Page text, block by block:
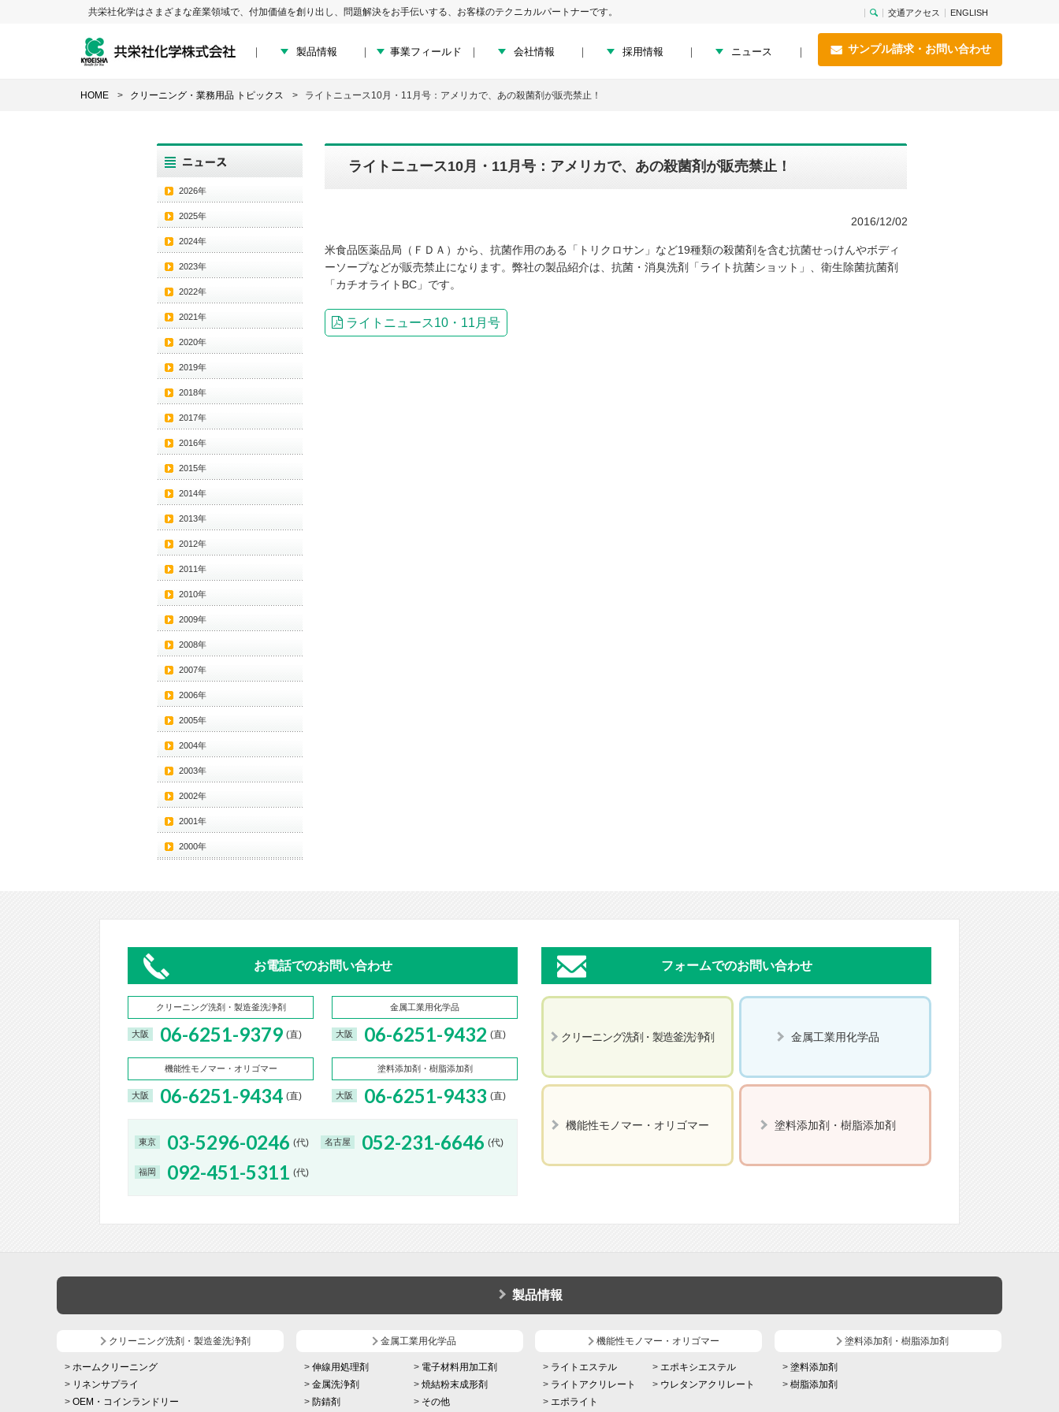
共栄社化学はさまざまな産業領域で、付加価値を創り出し、問題解決をお手伝いする、お客様のテクニカルパートナーです。 交通アクセス ENGLISH
製品情報 事業フィールド 会社情報 採用情報 ニュース サンプル請求・お問い合わせ
HOME クリーニング・業務用品 トピックス ライトニュース10月・11月号：アメリカで、あの殺菌剤が販売禁止！
ライトニュース10月・11月号：アメリカで、あの殺菌剤が販売禁止！
2016/12/02
米食品医薬品局（ＦＤＡ）から、抗菌作用のある「トリクロサン」など19種類の殺菌剤を含む抗菌せっけんやボディ
ーソープなどが販売禁止になります。弊社の製品紹介は、抗菌・消臭洗剤「ライト抗菌ショット」、衛生除菌抗菌剤
「カチオライトBC」です。
ライトニュース10・11月号
2026年
2025年
2024年
2023年
2022年
2021年
2020年
2019年
2018年
2017年
2016年
2015年
2014年
2013年
2012年
2011年
2010年
2009年
2008年
2007年
2006年
2005年
2004年
2003年
2002年
2001年
2000年
お電話でのお問い合わせ
クリーニング洗剤・製造釜洗浄剤
大阪 06-6251-9379 (直)
金属工業用化学品
大阪 06-6251-9432 (直)
機能性モノマー・オリゴマー
大阪 06-6251-9434 (直)
塗料添加剤・樹脂添加剤
大阪 06-6251-9433 (直)
東京 03-5296-0246 (代) 名古屋 052-231-6646 (代)
福岡 092-451-5311 (代)
フォームでのお問い合わせ
クリーニング洗剤・製造釜洗浄剤 金属工業用化学品
機能性モノマー・オリゴマー 塗料添加剤・樹脂添加剤
製品情報
クリーニング洗剤・製造釜洗浄剤
ホームクリーニング
リネンサプライ
OEM・コインランドリー
金属工業用化学品
伸線用処理剤
電子材料用加工剤
金属洗浄剤
焼結粉末成形剤
防錆剤
その他
機能性モノマー・オリゴマー
ライトエステル
エポキシエステル
ライトアクリレート
ウレタンアクリレート
エポライト
塗料添加剤・樹脂添加剤
塗料添加剤
樹脂添加剤